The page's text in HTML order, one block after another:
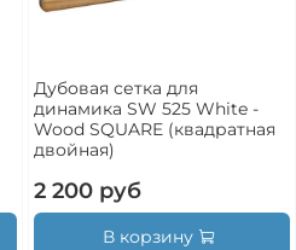
Дубовая сетка для
динамика SW 525 White -
Wood SQUARE (квадратная
двойная)
2 200 руб
В корзину